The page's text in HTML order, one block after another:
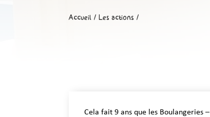
Accueil /Les actions /
Cela fait 9 ans que les Boulangeries